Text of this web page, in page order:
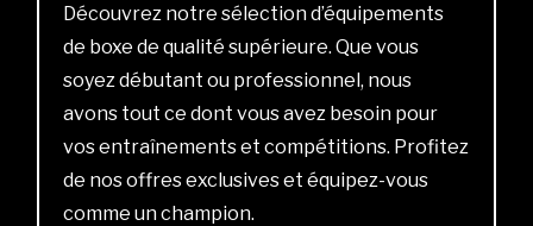
Découvrez notre sélection d’équipements
de boxe de qualité supérieure. Que vous
soyez débutant ou professionnel, nous
avons tout ce dont vous avez besoin pour
vos entraînements et compétitions. Profitez
de nos offres exclusives et équipez-vous
comme un champion.